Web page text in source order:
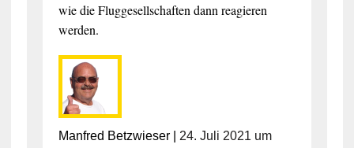
wie die Fluggesellschaften dann reagieren
werden.
Manfred Betzwieser| 24. Juli 2021 um